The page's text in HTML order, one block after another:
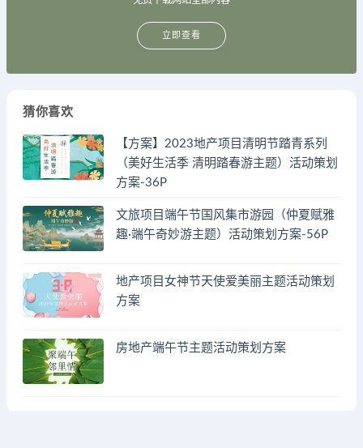
立即查看
猜你喜欢
【方案】2023地产项目清明节踏青系列
（美好生活季 清明踏春游主题）活动策划
方案-36P
文旅项目端午节国风集市游园（仲夏赋雅
趣·端午奇妙游主题）活动策划方案-56P
地产项目女神节天使爱美丽主题活动策划
方案
房地产端午节主题活动策划方案